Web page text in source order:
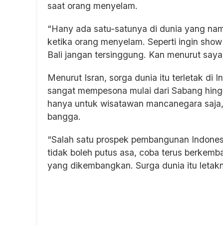
saat orang menyelam.
“Hany ada satu-satunya di dunia yang
ketika orang menyelam. Seperti ingin
Bali jangan tersinggung. Kan menurut
Menurut Isran, sorga dunia itu terletak di
sangat mempesona mulai dari Sabang
hanya untuk wisatawan mancanegara
bangga.
“Salah satu prospek pembangunan
tidak boleh putus asa, coba terus
yang dikembangkan. Surga dunia itu